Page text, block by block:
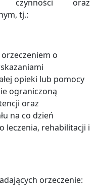
czynności oraz
tj.:
o
opieki lub pomocy
ograniczoną
oraz
na co dzień
leczenia, rehabilitacji i
orzeczenie: